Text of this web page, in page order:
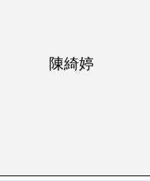
陳綺婷